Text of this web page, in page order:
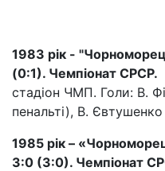
1983 рік -
(0:1). Чемпіонат СРСР.
стадіон ЧМП. Голи: В.
пенальті), В.
1985 рік –
3:0 (3:0). Чемпіонат